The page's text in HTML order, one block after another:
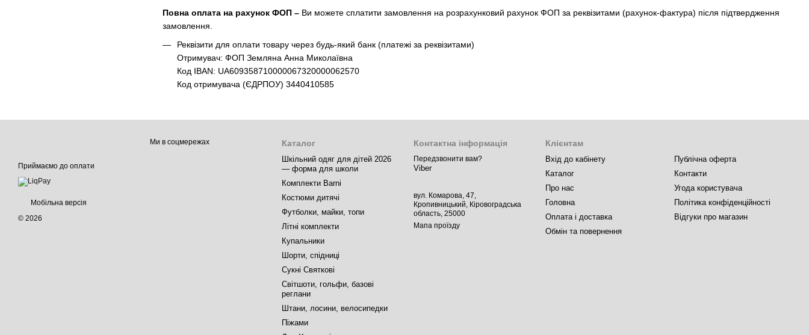
Повна оплата на рахунок ФОП – Ви можете сплатити замовлення на розрахунковий рахунок ФОП за реквізитами (рахунок-фактура) після підтвердження
замовлення.
Реквізити для оплати товару через будь-який банк (платежі за реквізитами)
Отримувач: ФОП Земляна Анна Миколаївна
Код IBAN: UA609358710000067320000062570
Код отримувача (ЄДРПОУ) 3440410585
Приймаємо до оплати
Мобільна версія
© 2026
Ми в соцмережах Каталог
Шкільний одяг для дітей 2026
— форма для школи
Комплекти Barni
Костюми дитячі
Футболки, майки, топи
Літні комплекти
Купальники
Шорти, спідниці
Сукні Святкові
Світшоти, гольфи, базові
реглани
Штани, лосини, велосипедки
Піжами
Контактна інформація
Передзвонити вам?
Viber
вул. Комарова, 47,
Кропивницький, Кіровоградська
область, 25000
Мапа проїзду
Клієнтам
Вхід до кабінету
Каталог
Про нас
Головна
Оплата і доставка
Обмін та повернення
Публічна оферта
Контакти
Угода користувача
Політика конфіденційності
Відгуки про магазин